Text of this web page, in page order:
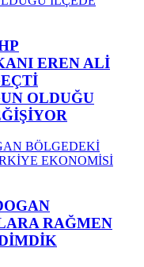
EREN ALİ
OLDUĞU
RAĞMEN